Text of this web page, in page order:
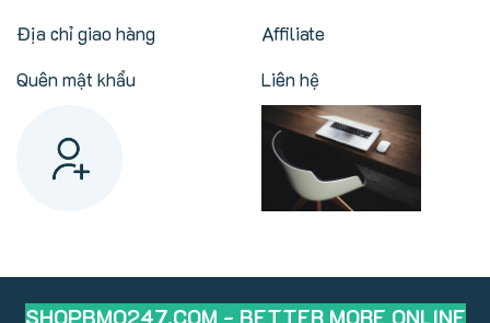
Địa chỉ giao hàng
Quên mật khẩu
Affiliate
Liên hệ
SHOPBMO247.COM - BETTER MORE ONLINE